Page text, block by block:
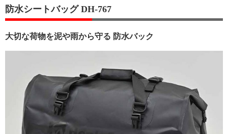
防水シートバッグ DH-767
大切な荷物を泥や雨から守る 防水バック